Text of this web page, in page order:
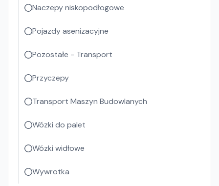
Naczepy niskopodłogowe
Pojazdy asenizacyjne
Pozostałe - Transport
Przyczepy
Transport Maszyn Budowlanych
Wózki do palet
Wózki widłowe
Wywrotka